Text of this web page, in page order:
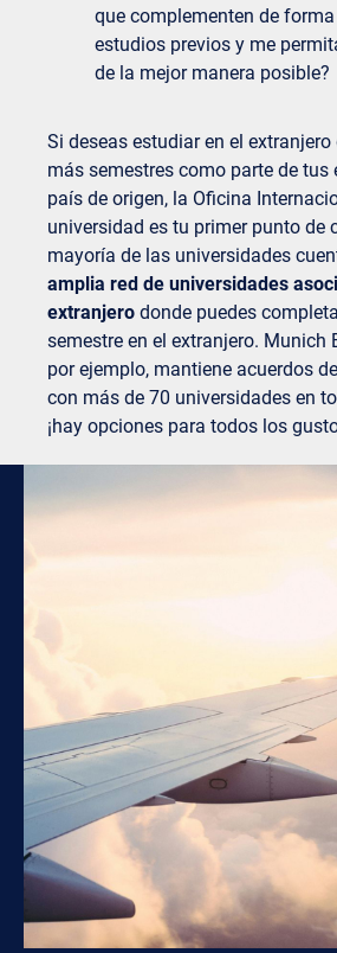
que complementen de
estudios previos y me
de la mejor manera posible?
Si deseas estudiar en el
más semestres como parte de tus
país de origen, la Oficina
universidad es tu primer punto de
mayoría de las universidades
amplia red de universidades
extranjero donde puedes
semestre en el extranjero. Munich
por ejemplo, mantiene acuerdos
con más de 70 universidades en
¡hay opciones para todos los